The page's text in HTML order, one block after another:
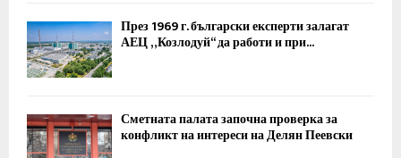
През 1969 г. български експерти залагат
АЕЦ „Козлодуй“ да работи и при...
Сметната палата започна проверка за
конфликт на интереси на Делян Пеевски